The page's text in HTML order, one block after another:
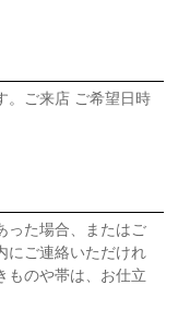
。ご来店 ご希望日時
った場合、またはご
にご連絡いただけれ
ものや帯は、お仕立